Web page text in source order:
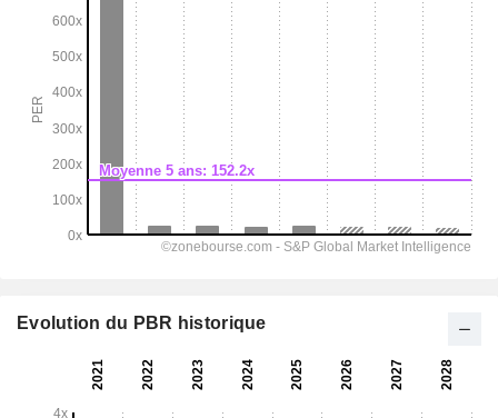
Evolution du PBR historique